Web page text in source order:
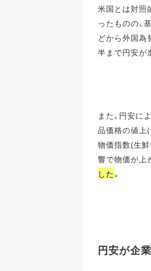
米国とは対照
ったものの、
どから外国為
半まで円安が
また、円安に
品価格の値上
物価指数(生
響で物価が上
した。
円安が企